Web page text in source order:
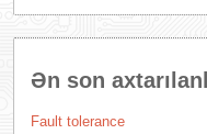
Ən son
Fault tolerance